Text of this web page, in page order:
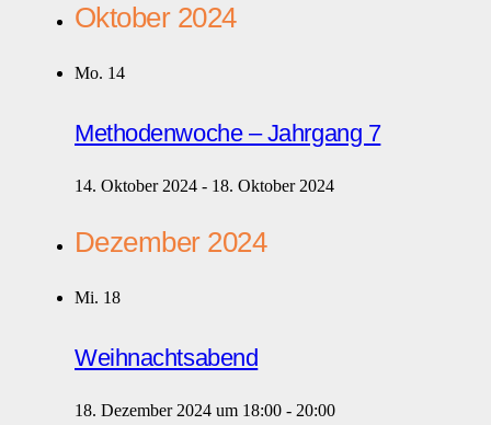
Oktober 2024
Mo. 14
Methodenwoche – Jahrgang 7
14. Oktober 2024 - 18. Oktober 2024
Dezember 2024
Mi. 18
Weihnachtsabend
18. Dezember 2024 um 18:00 - 20:00